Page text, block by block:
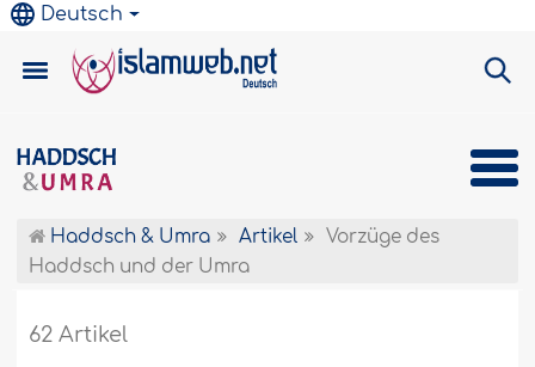
Deutsch
Haddsch & Umra Artikel
Vorzüge des
Haddsch und der Umra
62 Artikel